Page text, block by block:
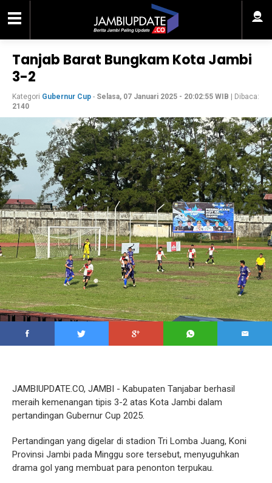
Tanjab Barat Bungkam Kota Jambi
3-2
Kategori Gubernur Cup - Selasa, 07 Januari 2025 - 20:02:55 WIB | Dibaca:
2140
JAMBIUPDATE.CO, JAMBI - Kabupaten Tanjabar berhasil
meraih kemenangan tipis 3-2 atas Kota Jambi dalam
pertandingan Gubernur Cup 2025.
Pertandingan yang digelar di stadion Tri Lomba Juang, Koni
Provinsi Jambi pada Minggu sore tersebut, menyuguhkan
drama gol yang membuat para penonton terpukau.